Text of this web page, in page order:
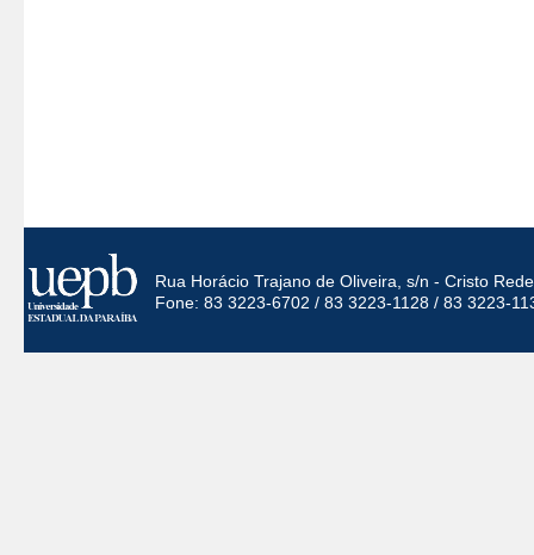
Rua Horácio Trajano de Oliveira, s/n - Cristo
Fone: 83 3223-6702 / 83 3223-1128 / 83 3223-